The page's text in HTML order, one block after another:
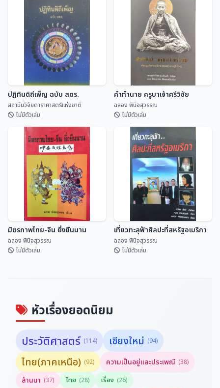
ชื่อบ้านนามเมือง จังหวัดเชียงใหม่
มาจากไหน?
สุจิตต์ วงษ์เทศ
สัพพะตำราดาราศาสตร์กลุ่ม
ชาติพันธุ์ไท (ปริวรรตจากคัมภีร์ใบ
ลานและพับสา)
ดิเรก อินจันทร์
ปฏิทินดิถีเพ็ญ ฉบับ สดร.
สถาบันวิจัยดาราศาสตร...
ปฏิทินดิถีเพ็ญ ฉบับ สดร.
สถาบันวิจัยดาราศาสตร์แห่งชาติ
ไม่มีตัวเล่ม
คำทำนาย ครูบาเจ้าศรีวิชัย
ฉลอง พินิจสุวรรณ
คำทำนาย ครูบาเจ้าศรีวิชัย
ฉลอง พินิจสุวรรณ
ไม่มีตัวเล่ม
ฉลอง พินิจสุวรรณ
มิตรภาพไทย-จีน ยิ่งยืนนาน
ฉลอง พินิจสุวรรณ
ไม่มีตัวเล่ม
เที่ยวทะลุฟ้าศิลปะที่สหรัฐอเมริกา
ฉลอง พินิจสุวรรณ
ไม่มีตัวเล่ม
หัวเรื่องยอดนิยม
ประวัติศาสตร์ (114) เชียงใหม่ (94)
ไทย(ภาคเหนือ) (92) ความเป็นอยู่และประเพณี (38)
ล้านนา (37) ไทย (28) เรื่อง (26)